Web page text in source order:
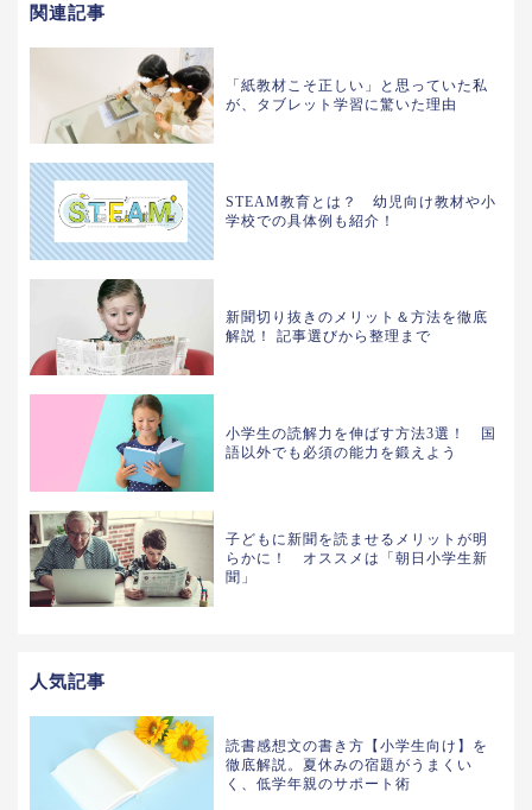
関連記事
「紙教材こそ正しい」と思っていた私
が、タブレット学習に驚いた理由
STEAM教育とは？ 幼児向け教材や小
学校での具体例も紹介！
新聞切り抜きのメリット＆方法を徹底
解説！ 記事選びから整理まで
小学生の読解力を伸ばす方法3選！ 国
語以外でも必須の能力を鍛えよう
子どもに新聞を読ませるメリットが明
らかに！ オススメは「朝日小学生新
聞」
人気記事
読書感想文の書き方【小学生向け】を
徹底解説。夏休みの宿題がうまくい
く、低学年親のサポート術